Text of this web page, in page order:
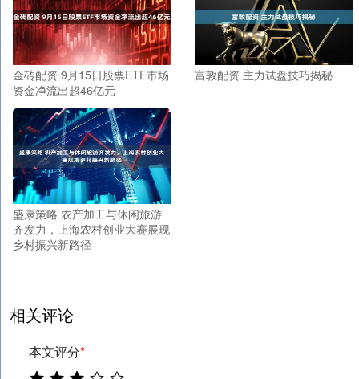
金砖配资 9月15日股票ETF市场
资金净流出超46亿元
富敦配资 主力试盘技巧揭秘
盛康策略 农产加工与休闲旅游
齐发力，上海农村创业大赛展现
乡村振兴新路径
相关评论
本文评分*